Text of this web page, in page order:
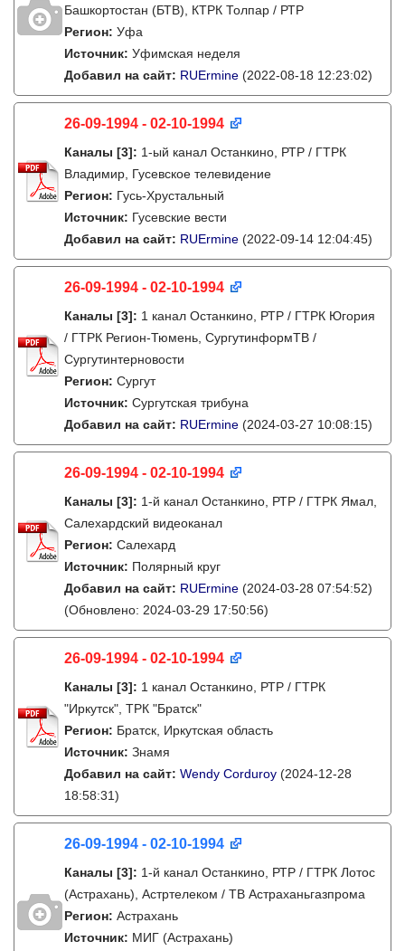
Башкортостан (БТВ), КТРК Толпар / РТР
Регион: Уфа
Источник: Уфимская неделя
Добавил на сайт: RUErmine (2022-08-18 12:23:02)
26-09-1994 - 02-10-1994
Каналы [3]: 1-ый канал Останкино, РТР / ГТРК
Владимир, Гусевское телевидение
Регион: Гусь-Хрустальный
Источник: Гусевские вести
Добавил на сайт: RUErmine (2022-09-14 12:04:45)
26-09-1994 - 02-10-1994
Каналы [3]: 1 канал Останкино, РТР / ГТРК Югория
/ ГТРК Регион-Тюмень, СургутинформТВ /
Сургутинтерновости
Регион: Сургут
Источник: Сургутская трибуна
Добавил на сайт: RUErmine (2024-03-27 10:08:15)
26-09-1994 - 02-10-1994
Каналы [3]: 1-й канал Останкино, РТР / ГТРК Ямал,
Салехардский видеоканал
Регион: Салехард
Источник: Полярный круг
Добавил на сайт: RUErmine (2024-03-28 07:54:52)
(Обновлено: 2024-03-29 17:50:56)
26-09-1994 - 02-10-1994
Каналы [3]: 1 канал Останкино, РТР / ГТРК
"Иркутск", ТРК "Братск"
Регион: Братск, Иркутская область
Источник: Знамя
Добавил на сайт: Wendy Corduroy (2024-12-28
18:58:31)
26-09-1994 - 02-10-1994
Каналы [3]: 1-й канал Останкино, РТР / ГТРК Лотос
(Астрахань), Астртелеком / ТВ Астраханьгазпрома
Регион: Астрахань
Источник: МИГ (Астрахань)